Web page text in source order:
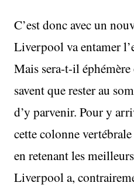
C’est donc avec un
Liverpool va entamer
Mais sera-t-il
savent que rester au
d’y parvenir. Pour y
cette colonne
en retenant les
Liverpool a,